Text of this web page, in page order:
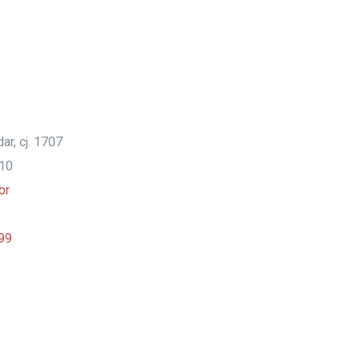
cj. 1707